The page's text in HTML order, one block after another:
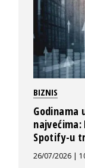
BIZNIS
Godinama
najvećima:
Spotify-u
26/07/2026 |